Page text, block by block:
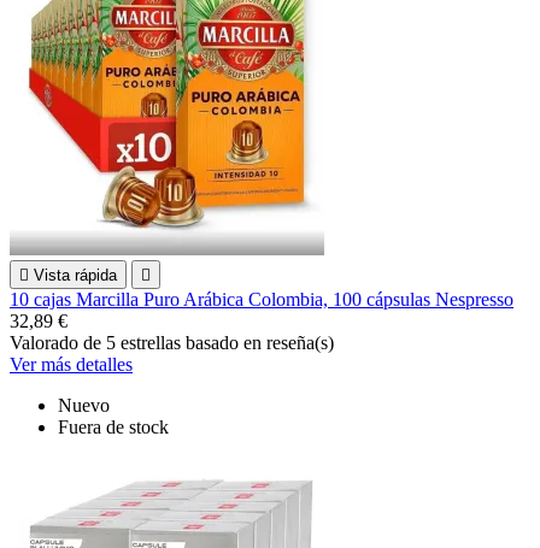
 Vista rápida 
10 cajas Marcilla Puro Arábica Colombia, 100 cápsulas Nespresso
32,89 €
Valorado de 5 estrellas basado en reseña(s)
Ver más detalles
Nuevo
Fuera de stock